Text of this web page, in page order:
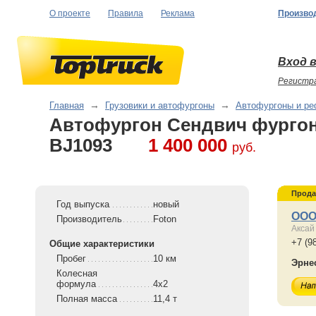
О проекте Правила Реклама
Вход
Главная → Грузовики и автофургоны → Автофургоны и
Автофургон Сендвич
BJ1093
1 400 000 руб.
Год выпуска
новый
Производитель
Foton
Общие характеристики
Пробег
10 км
Колесная
формула
4x2
Полная масса
11,4 т
ООО
Аксай
+7